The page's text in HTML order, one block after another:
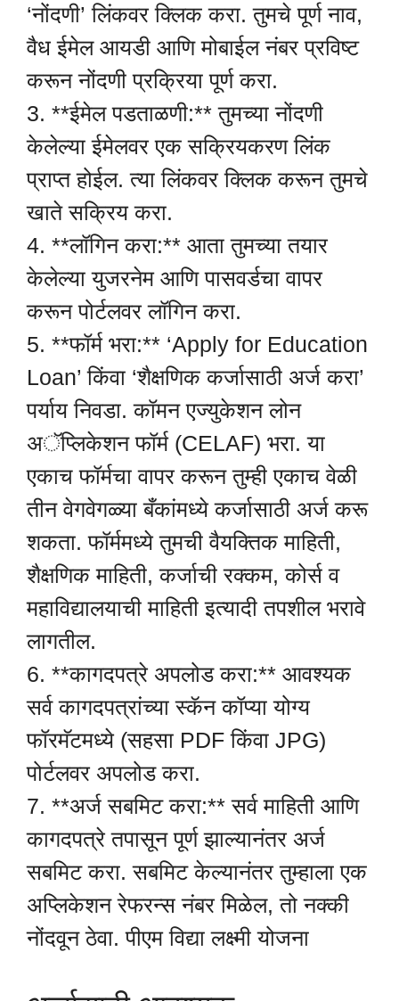
‘नोंदणी’ लिंकवर क्लिक करा. तुमचे पूर्ण नाव,
वैध ईमेल आयडी आणि मोबाईल नंबर प्रविष्ट
करून नोंदणी प्रक्रिया पूर्ण करा.
3. **ईमेल पडताळणी:** तुमच्या नोंदणी
केलेल्या ईमेलवर एक सक्रियकरण लिंक
प्राप्त होईल. त्या लिंकवर क्लिक करून तुमचे
खाते सक्रिय करा.
4. **लॉगिन करा:** आता तुमच्या तयार
केलेल्या युजरनेम आणि पासवर्डचा वापर
करून पोर्टलवर लॉगिन करा.
5. **फॉर्म भरा:** ‘Apply for Education
Loan’ किंवा ‘शैक्षणिक कर्जासाठी अर्ज करा’
पर्याय निवडा. कॉमन एज्युकेशन लोन
अॅप्लिकेशन फॉर्म (CELAF) भरा. या
एकाच फॉर्मचा वापर करून तुम्ही एकाच वेळी
तीन वेगवेगळ्या बँकांमध्ये कर्जासाठी अर्ज करू
शकता. फॉर्ममध्ये तुमची वैयक्तिक माहिती,
शैक्षणिक माहिती, कर्जाची रक्कम, कोर्स व
महाविद्यालयाची माहिती इत्यादी तपशील भरावे
लागतील.
6. **कागदपत्रे अपलोड करा:** आवश्यक
सर्व कागदपत्रांच्या स्कॅन कॉप्या योग्य
फॉरमॅटमध्ये (सहसा PDF किंवा JPG)
पोर्टलवर अपलोड करा.
7. **अर्ज सबमिट करा:** सर्व माहिती आणि
कागदपत्रे तपासून पूर्ण झाल्यानंतर अर्ज
सबमिट करा. सबमिट केल्यानंतर तुम्हाला एक
अप्लिकेशन रेफरन्स नंबर मिळेल, तो नक्की
नोंदवून ठेवा. पीएम विद्या लक्ष्मी योजना